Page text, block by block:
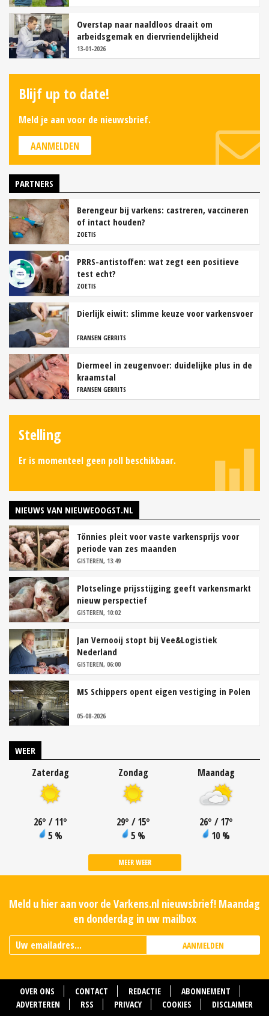
Overstap naar naaldloos draait om
arbeidsgemak en diervriendelijkheid
13-01-2026
Blijf up to date!
Meld je aan voor de nieuwsbrief.
AANMELDEN
PARTNERS
Berengeur bij varkens: castreren, vaccineren
of intact houden?
ZOETIS
PRRS-antistoffen: wat zegt een positieve
test echt?
ZOETIS
Dierlijk eiwit: slimme keuze voor varkensvoer
FRANSEN GERRITS
Diermeel in zeugenvoer: duidelijke plus in de
kraamstal
FRANSEN GERRITS
Stelling
Er is momenteel geen poll beschikbaar.
NIEUWS VAN NIEUWEOOGST.NL
Tönnies pleit voor vaste varkensprijs voor
periode van zes maanden
GISTEREN, 13:49
Plotselinge prijsstijging geeft varkensmarkt
nieuw perspectief
GISTEREN, 10:02
Jan Vernooij stopt bij Vee&Logistiek
Nederland
GISTEREN, 06:00
MS Schippers opent eigen vestiging in Polen
05-08-2026
WEER
Zaterdag
26° / 11°
5 %
Zondag
29° / 15°
5 %
Maandag
26° / 17°
10 %
MEER WEER
Meld u hier aan voor de Varkens.nl nieuwsbrief! Maandag
en donderdag in uw mailbox
AANMELDEN
OVER ONS CONTACT REDACTIE
ABONNEMENT
ADVERTEREN
RSS PRIVACY COOKIES DISCLAIMER